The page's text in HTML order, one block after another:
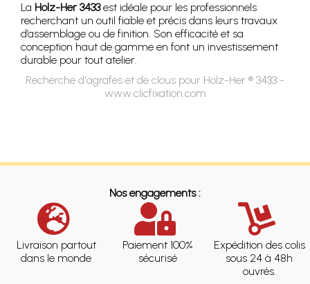
La Holz-Her 3433est idéale pour les professionnels
recherchant un outil fiable et précis dans leurs travaux
d’assemblage ou de finition. Son efficacité et sa
conception haut de gamme en font un investissement
durable pour tout atelier.
Recherche d'agrafes et de clous pour Holz-Her ® 3433 -
www.clicfixation.com
Nos engagements :
Livraison partout
dans le monde
Paiement 100%
sécurisé
Expédition des colis
sous 24 à 48h
ouvrés.